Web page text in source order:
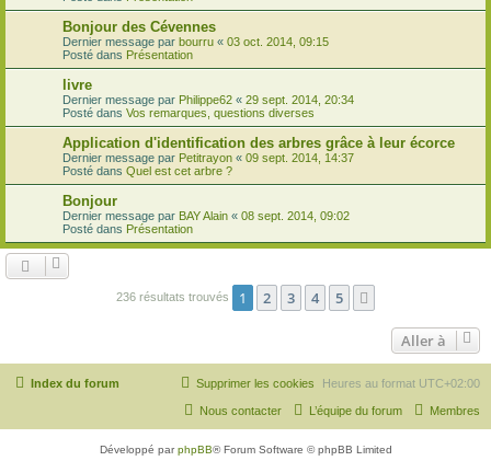
Bonjour des Cévennes
Dernier message par bourru « 03 oct. 2014, 09:15
Posté dans Présentation
livre
Dernier message par Philippe62 « 29 sept. 2014, 20:34
Posté dans Vos remarques, questions diverses
Application d'identification des arbres grâce à leur écorce
Dernier message par Petitrayon « 09 sept. 2014, 14:37
Posté dans Quel est cet arbre ?
Bonjour
Dernier message par BAY Alain « 08 sept. 2014, 09:02
Posté dans Présentation
236 résultats trouvés 1 2 3 4 5
Aller à
Index du forum Heures au format UTC+02:00
Supprimer les cookies
Membres
L’équipe du forum
Nous contacter
Développé parphpBB® Forum Software © phpBB Limited